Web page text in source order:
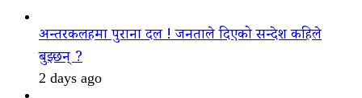
अन्तरकलहमा पुराना दल ! जनताले दिएको सन्देश कहिले
बुझ्छन् ?
2 days ago